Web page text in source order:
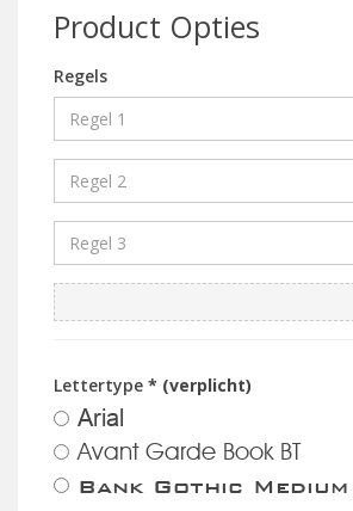
Product Opties
Regels
Lettertype * (verplicht)
Arial
Avant Garde Book BT
Bank Gothic Medium